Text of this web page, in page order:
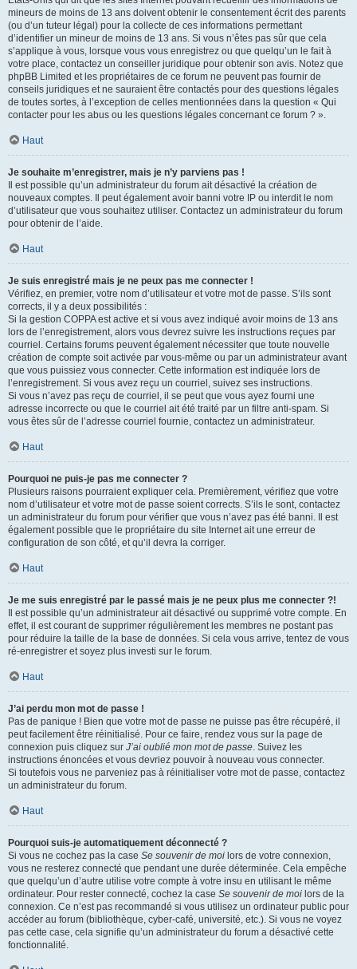
mineurs de moins de 13 ans doivent obtenir le consentement écrit des parents
(ou d’un tuteur légal) pour la collecte de ces informations permettant
d’identifier un mineur de moins de 13 ans. Si vous n’êtes pas sûr que cela
s’applique à vous, lorsque vous vous enregistrez ou que quelqu’un le fait à
votre place, contactez un conseiller juridique pour obtenir son avis. Notez que
phpBB Limited et les propriétaires de ce forum ne peuvent pas fournir de
conseils juridiques et ne sauraient être contactés pour des questions légales
de toutes sortes, à l’exception de celles mentionnées dans la question « Qui
contacter pour les abus ou les questions légales concernant ce forum ? ».
Haut
Je souhaite m’enregistrer, mais je n’y parviens pas !
Il est possible qu’un administrateur du forum ait désactivé la création de
nouveaux comptes. Il peut également avoir banni votre IP ou interdit le nom
d’utilisateur que vous souhaitez utiliser. Contactez un administrateur du forum
pour obtenir de l’aide.
Haut
Je suis enregistré mais je ne peux pas me connecter !
Vérifiez, en premier, votre nom d’utilisateur et votre mot de passe. S’ils sont
corrects, il y a deux possibilités :
Si la gestion COPPA est active et si vous avez indiqué avoir moins de 13 ans
lors de l’enregistrement, alors vous devrez suivre les instructions reçues par
courriel. Certains forums peuvent également nécessiter que toute nouvelle
création de compte soit activée par vous-même ou par un administrateur avant
que vous puissiez vous connecter. Cette information est indiquée lors de
l’enregistrement. Si vous avez reçu un courriel, suivez ses instructions.
Si vous n’avez pas reçu de courriel, il se peut que vous ayez fourni une
adresse incorrecte ou que le courriel ait été traité par un filtre anti-spam. Si
vous êtes sûr de l’adresse courriel fournie, contactez un administrateur.
Haut
Pourquoi ne puis-je pas me connecter ?
Plusieurs raisons pourraient expliquer cela. Premièrement, vérifiez que votre
nom d’utilisateur et votre mot de passe soient corrects. S’ils le sont, contactez
un administrateur du forum pour vérifier que vous n’avez pas été banni. Il est
également possible que le propriétaire du site Internet ait une erreur de
configuration de son côté, et qu’il devra la corriger.
Haut
Je me suis enregistré par le passé mais je ne peux plus me connecter ?!
Il est possible qu’un administrateur ait désactivé ou supprimé votre compte. En
effet, il est courant de supprimer régulièrement les membres ne postant pas
pour réduire la taille de la base de données. Si cela vous arrive, tentez de vous
ré-enregistrer et soyez plus investi sur le forum.
Haut
J’ai perdu mon mot de passe !
Pas de panique ! Bien que votre mot de passe ne puisse pas être récupéré, il
peut facilement être réinitialisé. Pour ce faire, rendez vous sur la page de
connexion puis cliquez sur J’ai oublié mon mot de passe. Suivez les
instructions énoncées et vous devriez pouvoir à nouveau vous connecter.
Si toutefois vous ne parveniez pas à réinitialiser votre mot de passe, contactez
un administrateur du forum.
Haut
Pourquoi suis-je automatiquement déconnecté ?
Si vous ne cochez pas la case Se souvenir de moi lors de votre connexion,
vous ne resterez connecté que pendant une durée déterminée. Cela empêche
que quelqu’un d’autre utilise votre compte à votre insu en utilisant le même
ordinateur. Pour rester connecté, cochez la case Se souvenir de moi lors de la
connexion. Ce n’est pas recommandé si vous utilisez un ordinateur public pour
accéder au forum (bibliothèque, cyber-café, université, etc.). Si vous ne voyez
pas cette case, cela signifie qu’un administrateur du forum a désactivé cette
fonctionnalité.